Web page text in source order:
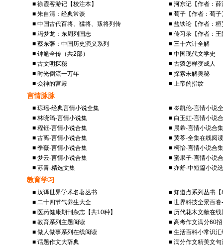
■ 徐霞客游记【校注本】
■ 河东记【作者：薛
■ 朱自清：经典常谈
■ 荀子【作者：荀子
■ 中国古代百将、猛将、叛将列传
■ 盐铁论【作者：桓
■ 冯梦龙：东周列国志
■ 传习录【作者：王
■ 蔡东藩：中国历史演义系列
■ 三十六计全解
■ 钟馗全传（共2部）
■ 中国现代文学史
■ 古文明探秘
■ 古猿怎样变成人
■ 时光倒流一万年
■ 探索未解奥秘
■ 众神的宫殿
■ 上帝的指纹
言情脉脉
■ 琼瑶-经典言情小说全集
■ 岑凯伦-言情小说
■ 林晓筠-言情小说集
■ 白玉虹-言情小说
■ 程钰-言情小说合集
■ 晨希-言情小说合集
■ 古离-言情小说合集
■ 黄苓-全集在线阅读
■ 季薇-言情小说合集
■ 柯怡-言情小说合集
■ 梦云-言情小说合集
■ 蜜果子-言情小说
■ 苏青-精选文集
■ 亦舒-中短篇小说选
教育学习
■ 汉译世界学术名著丛书
■ 知道点系列丛书【
■ 二十四节气养生大全
■ 世界科技全景百
■ 医药健康期刊杂志【共10种】
■ 历代花木文献在线
■ 教育系列主题阅读
■ 高考作文满分60招
■ 做人做事系列在线阅读
■ 生活百科小常识汇
■ 话题作文大辞典
■ 满分作文精美文句